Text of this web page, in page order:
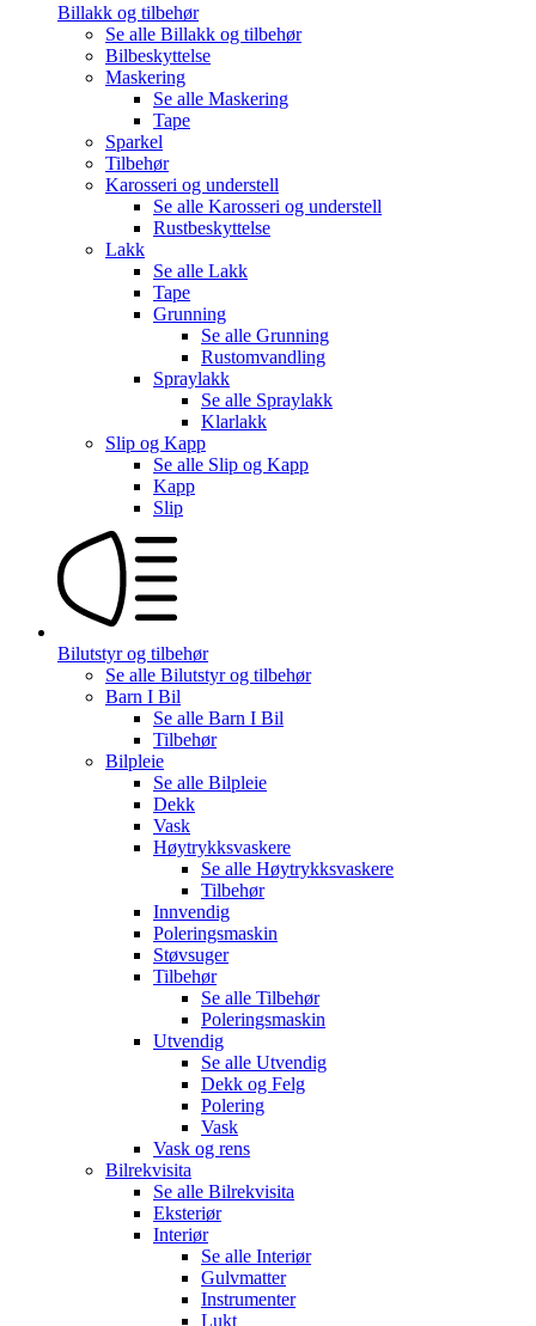
Billakk og tilbehør
Se alle Billakk og tilbehør
Bilbeskyttelse
Maskering
Se alle Maskering
Tape
Sparkel
Tilbehør
Karosseri og understell
Se alle Karosseri og understell
Rustbeskyttelse
Lakk
Se alle Lakk
Tape
Grunning
Se alle Grunning
Rustomvandling
Spraylakk
Se alle Spraylakk
Klarlakk
Slip og Kapp
Se alle Slip og Kapp
Kapp
Slip
Bilutstyr og tilbehør
Se alle Bilutstyr og tilbehør
Barn I Bil
Se alle Barn I Bil
Tilbehør
Bilpleie
Se alle Bilpleie
Dekk
Vask
Høytrykksvaskere
Se alle Høytrykksvaskere
Tilbehør
Innvendig
Poleringsmaskin
Støvsuger
Tilbehør
Se alle Tilbehør
Poleringsmaskin
Utvendig
Se alle Utvendig
Dekk og Felg
Polering
Vask
Vask og rens
Bilrekvisita
Se alle Bilrekvisita
Eksteriør
Interiør
Se alle Interiør
Gulvmatter
Instrumenter
Lukt